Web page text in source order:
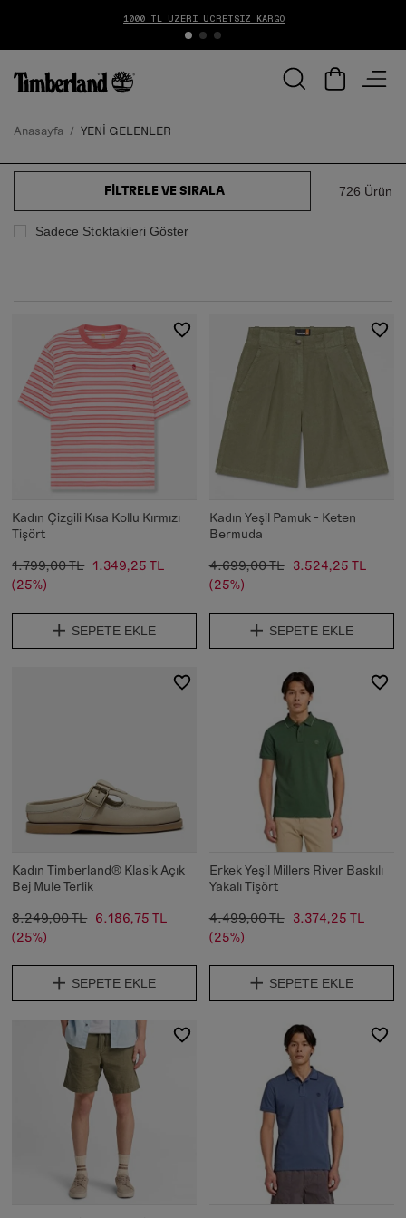
1000 TL ÜZERİ ÜCRETSİZ KARGO
Anasayfa YENİ GELENLER
Sadece Stoktakileri Göster
FILTRELE VE SIRALA 726 Ürün
Kadın Çizgili Kısa Kollu Kırmızı
Tişört
1.799,00 TL 1.349,25 TL
(25%)
SEPETE EKLE
Kadın Yeşil Pamuk - Keten
Bermuda
4.699,00 TL
3.524,25 TL
(25%)
SEPETE EKLE
Kadın Timberland® Klasik Açık
Bej Mule Terlik
8.249,00 TL 6.186,75 TL
(25%)
SEPETE EKLE
Erkek Yeşil Millers River Baskılı
Yakalı Tişört
4.499,00 TL
3.374,25 TL
(25%)
SEPETE EKLE